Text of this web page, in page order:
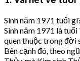
Sinh năm 1971 tuổi
Sinh năm 1971 là
quen thuộc trong đời
Bên cạnh đó, theo